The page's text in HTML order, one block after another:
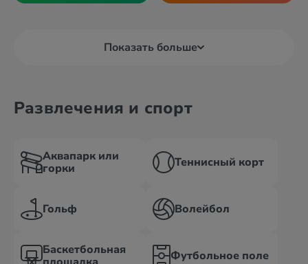
Показать больше
Развлечения и спорт
Аквапарк или
горки
Теннисный корт
Гольф Волейбол
Баскетбольная
Футбольное поле